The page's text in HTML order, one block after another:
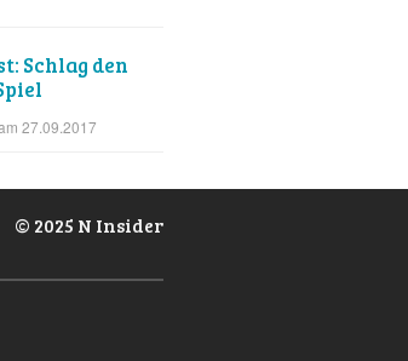
Schlag den
27.09.2017
© 2025 N Insider